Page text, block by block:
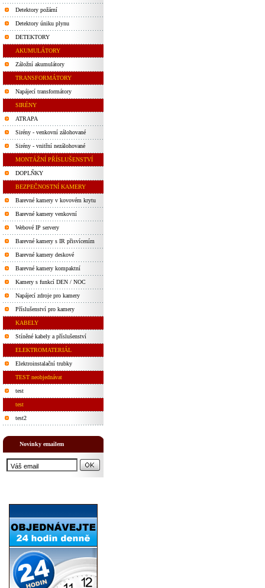
Detektory požární
Detektory úniku plynu
DETEKTORY
AKUMULÁTORY
Záložní akumulátory
TRANSFORMÁTORY
Napájecí transformátory
SIRÉNY
ATRAPA
Sirény - venkovní zálohované
Sirény - vnitřní nezálohované
MONTÁŽNÍ PŘÍSLUŠENSTVÍ
DOPLŇKY
BEZPEČNOSTNÍ KAMERY
Barevné kamery v kovovém krytu
Barevné kamery venkovní
Webové IP servery
Barevné kamery s IR přisvícením
Barevné kamery deskové
Barevné kamery kompaktní
Kamery s funkcí DEN / NOC
Napájecí zdroje pro kamery
Příslušenství pro kamery
KABELY
Stíněné kabely a příslušenství
ELEKTROMATERIÁL
Elektroinstalační trubky
TEST neobjednávat
test
test
test2
Novinky emailem